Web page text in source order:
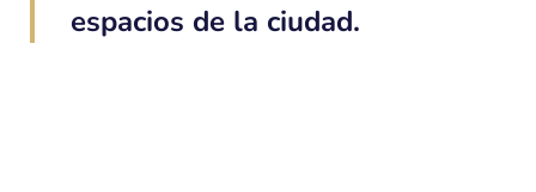
espacios de la ciudad.